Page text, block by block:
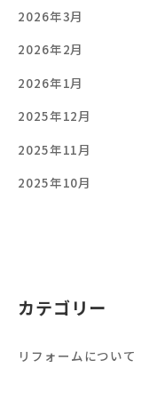
2026年3月
2026年2月
2026年1月
2025年12月
2025年11月
2025年10月
カテゴリー
リフォームについて